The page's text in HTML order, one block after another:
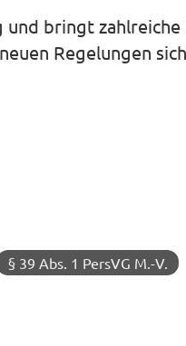
bringt
Regelungen
§ 39 Abs. 1 PersVG M.-V.